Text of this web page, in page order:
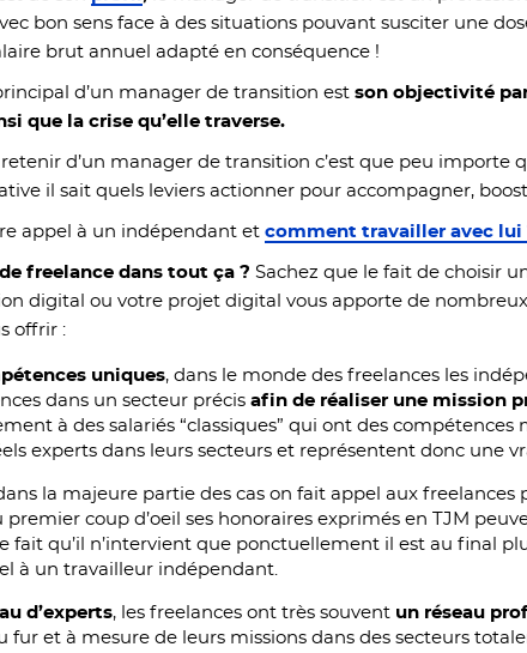
bon sens face à des situations pouvant susciter une
brut annuel adapté en conséquence !
d’un manager de transition est son objectivité
que la crise qu’elle traverse.
retenir d’un manager de transition c’est que peu importe
il sait quels leviers actionner pour accompagner,
appel à un indépendant etcomment travailler avec lui
freelance dans tout ça ? Sachez que le fait de choisir
digital ou votre projet digital vous apporte de
offrir :
uniques, dans le monde des freelances les
dans un secteur précis afin de réaliser une mission
à des salariés “classiques” qui ont des
experts dans leurs secteurs et représentent donc une
la majeure partie des cas on fait appel aux freelances
premier coup d’oeil ses honoraires exprimés en TJM
fait qu’il n’intervient que ponctuellement il est au final
à un travailleur indépendant.
d’experts, les freelances ont très souvent un réseau
fur et à mesure de leurs missions dans des secteurs